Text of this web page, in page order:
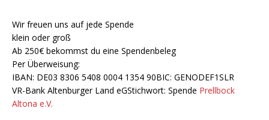
Wir freuen uns auf jede Spende
klein oder groß
Ab 250€ bekommst du eine Spendenbeleg
Per Überweisung:
IBAN: DE03 8306 5408 0004 1354 90BIC: GENODEF1SLR
VR-Bank Altenburger Land eGStichwort: Spende Prellbock
Altona e.V.